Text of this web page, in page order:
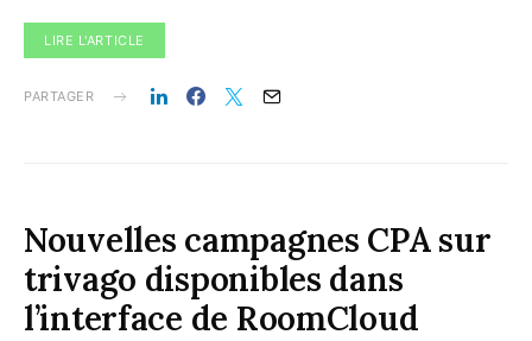
LIRE L'ARTICLE
PARTAGER
Nouvelles campagnes CPA sur
trivago disponibles dans
l’interface de RoomCloud